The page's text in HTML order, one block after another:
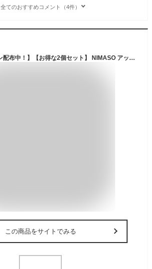
全てのおすすめコメント（4件）
【200円OFFクーポン配布中！】【お得な2個セット】 NIMASO アップルウォッチ Ultra ガラスフィルム カバー Apple Watch Ultra フィルム 9H硬度 Apple Watch Ultra 全面保護フィルム ガラスフィルム 指紋防止 ガラス 保護フィルム ネコポス 全面保護 液晶 側面 反射防止
この商品をサイトでみる